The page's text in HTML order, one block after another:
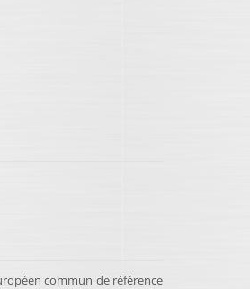
commun de référence